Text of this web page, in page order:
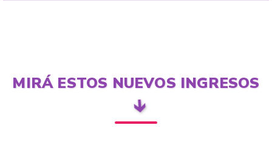
MIRÁ ESTOS NUEVOS INGRESOS
🡳